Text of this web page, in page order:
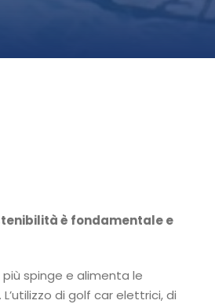
è fondamentale e
spinge e alimenta le
di golf car elettrici, di